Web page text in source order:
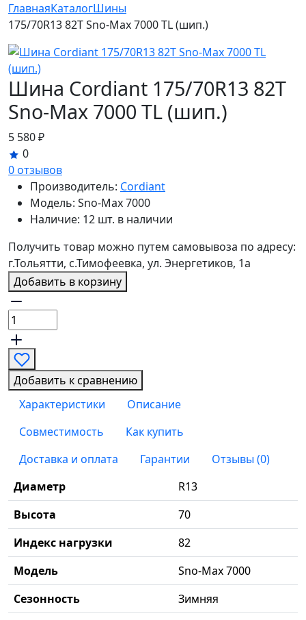
ГлавнаяКаталогШины
175/70R13 82T Sno-Max 7000 TL (шип.)
Шина Cordiant 175/70R13 82T
Sno-Max 7000 TL (шип.)
5 580 ₽
0
0 отзывов
Производитель: Cordiant
Модель: Sno-Max 7000
Наличие: 12 шт. в наличии
Получить товар можно путем самовывоза по адресу:
г.Тольятти, с.Тимофеевка, ул. Энергетиков, 1а
Добавить в корзину
Добавить к сравнению
Характеристики
Описание
Совместимость
Как купить
Доставка и оплата
Гарантии
Отзывы (0)
Диаметр
R13
Высота
70
Индекс нагрузки
82
Модель
Sno-Max 7000
Сезонность
Зимняя